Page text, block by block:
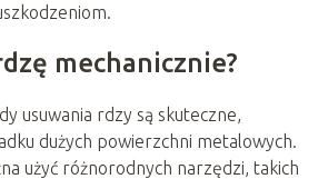
mechanicznie?
usuwania rdzy są skuteczne,
dużych powierzchni metalowych.
użyć różnorodnych narzędzi, takich